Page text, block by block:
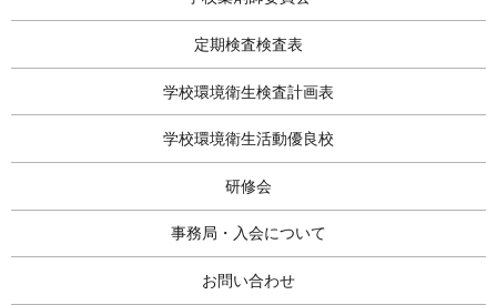
定期検査検査表
学校環境衛生検査計画表
学校環境衛生活動優良校
研修会
事務局・入会について
お問い合わせ